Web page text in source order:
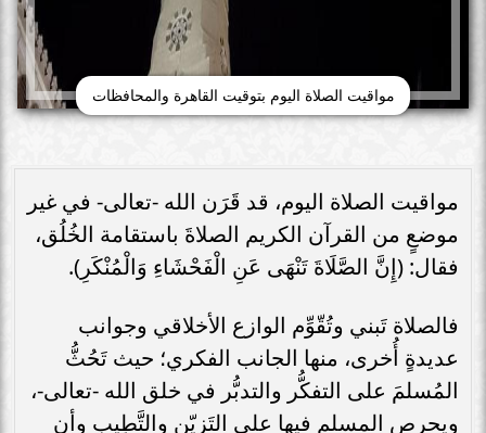
مواقيت الصلاة اليوم بتوقيت القاهرة والمحافظات
مواقيت الصلاة اليوم، قد قَرَن الله -تعالى- في غير
موضعٍ من القرآن الكريم الصلاةَ باستقامة الخُلُق،
فقال: (إِنَّ الصَّلَاةَ تَنْهَى عَنِ الْفَحْشَاءِ وَالْمُنْكَرِ).
فالصلاة تَبني وتُقّوِّم الوازع الأخلاقي وجوانب
عديدةٍ أُخرى، منها الجانب الفكري؛ حيث تَحُثُّ
المُسلمَ على التفكُّر والتدبُّر في خلق الله -تعالى-،
ويحرص المسلم فيها على التَزيّنِ والتَّطِيب وأن